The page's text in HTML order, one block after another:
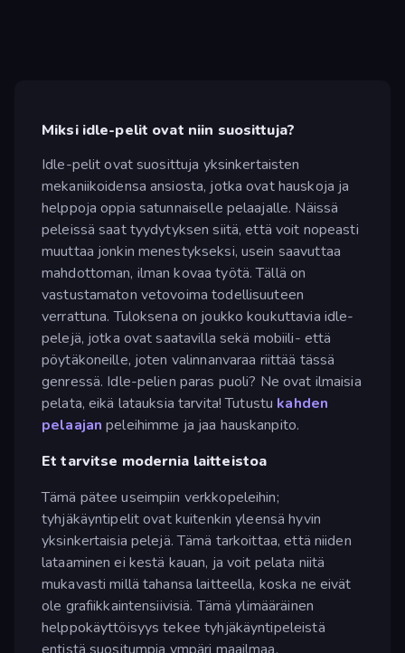
Miksi idle-pelit ovat niin suosittuja?
Idle-pelit ovat suosittuja yksinkertaisten
mekaniikoidensa ansiosta, jotka ovat hauskoja ja
helppoja oppia satunnaiselle pelaajalle. Näissä
peleissä saat tyydytyksen siitä, että voit nopeasti
muuttaa jonkin menestykseksi, usein saavuttaa
mahdottoman, ilman kovaa työtä. Tällä on
vastustamaton vetovoima todellisuuteen
verrattuna. Tuloksena on joukko koukuttavia idle-
pelejä, jotka ovat saatavilla sekä mobiili- että
pöytäkoneille, joten valinnanvaraa riittää tässä
genressä. Idle-pelien paras puoli? Ne ovat ilmaisia
pelata, eikä latauksia tarvita! Tutustu kahden
pelaajan peleihimme ja jaa hauskanpito.
Et tarvitse modernia laitteistoa
Tämä pätee useimpiin verkkopeleihin;
tyhjäkäyntipelit ovat kuitenkin yleensä hyvin
yksinkertaisia pelejä. Tämä tarkoittaa, että niiden
lataaminen ei kestä kauan, ja voit pelata niitä
mukavasti millä tahansa laitteella, koska ne eivät
ole grafiikkaintensiivisiä. Tämä ylimääräinen
helppokäyttöisyys tekee tyhjäkäyntipeleistä